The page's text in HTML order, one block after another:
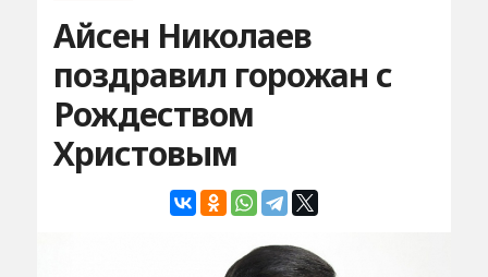
Айсен Николаев
поздравил горожан с
Рождеством
Христовым